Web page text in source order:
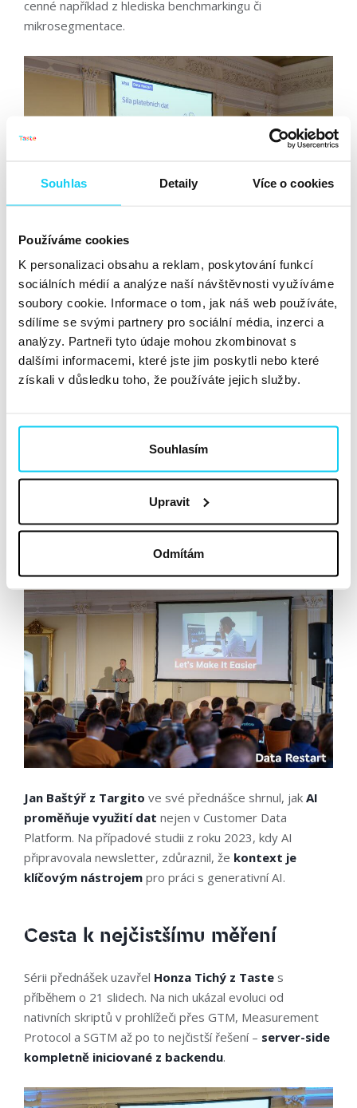
Souhlas Detaily Více o cookies
Používáme cookies
K personalizaci obsahu a reklam, poskytování funkcí
sociálních médií a analýze naší návštěvnosti využíváme
soubory cookie. Informace o tom, jak náš web používáte,
sdílíme se svými partnery pro sociální média, inzerci a
analýzy. Partneři tyto údaje mohou zkombinovat s
dalšími informacemi, které jste jim poskytli nebo které
získali v důsledku toho, že používáte jejich služby.
Souhlasím
Upravit
Odmítám
cenné například z hlediska benchmarkingu či
mikrosegmentace.
Když spolu mluví agenti
Jak si usnadnit práci, demonstroval
TRKKN
. Ten s týmem připravil realtime report pro
klienta Forbes, který usnadnil plánování obsahu na webu.
posunout s Google Agentspace – platformou určenou
pro podnikové prostředí, která slouží jako
uzel pro specializované AI agenty. Na tento koncept
, kdy si firmy postaví vlastní agenty, kteří pak budou
spolu komunikovat napřímo, očekávanou budoucností.
Jan Baštýř z Targito ve své přednášce shrnul, jak AI
proměňuje využití dat nejen v Customer Data
Platform. Na případové studii z roku 2023, kdy AI
připravovala newsletter, zdůraznil, že kontext je
klíčovým nástrojem pro práci s generativní AI.
Cesta k nejčistšímu měření
Sérii přednášek uzavřel Honza Tichý z Taste s
příběhem o 21 slidech. Na nich ukázal evoluci od
nativních skriptů v prohlížeči přes GTM, Measurement
Protocol a SGTM až po to nejčistší řešení – server-side
kompletně iniciované z backendu.